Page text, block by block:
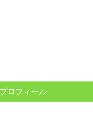
ロフィール